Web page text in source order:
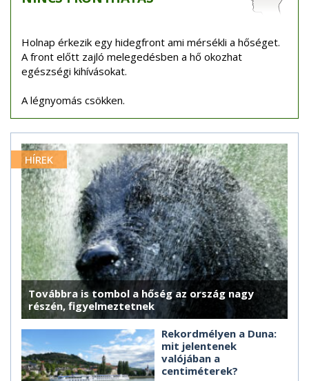
Holnap érkezik egy hidegfront ami mérsékli a hőséget.
A front előtt zajló melegedésben a hő okozhat
egészségi kihívásokat.
A légnyomás csökken.
HÍREK
Továbbra is tombol a hőség az ország nagy
részén, figyelmeztetnek
Rekordmélyen a Duna:
mit jelentenek
valójában a
centiméterek?